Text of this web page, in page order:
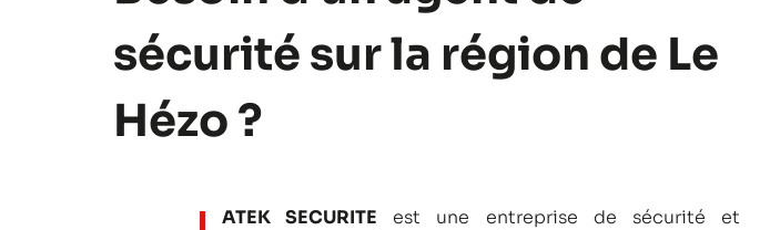
sécurité sur la région de Le
Hézo ?
ATEK SECURITE est une entreprise de sécurité et